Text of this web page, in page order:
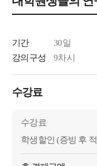
기간
30일
강의구성
9차시
수강료
수강료
학생할인 (증빙 후